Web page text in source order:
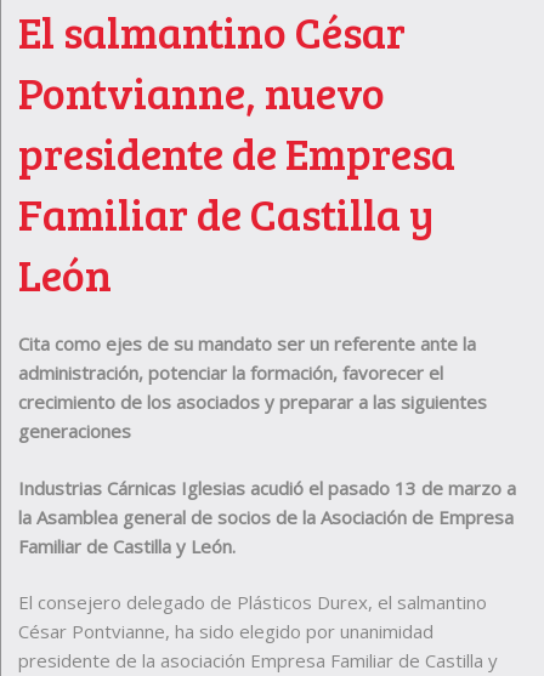
El salmantino César
Pontvianne, nuevo
presidente de Empresa
Familiar de Castilla y
León
Cita como ejes de su mandato ser un referente ante la
administración, potenciar la formación, favorecer el
crecimiento de los asociados y preparar a las siguientes
generaciones
Industrias Cárnicas Iglesias acudió el pasado 13 de marzo a
la Asamblea general de socios de la Asociación de Empresa
Familiar de Castilla y León.
El consejero delegado de Plásticos Durex, el salmantino
César Pontvianne, ha sido elegido por unanimidad
presidente de la asociación Empresa Familiar de Castilla y